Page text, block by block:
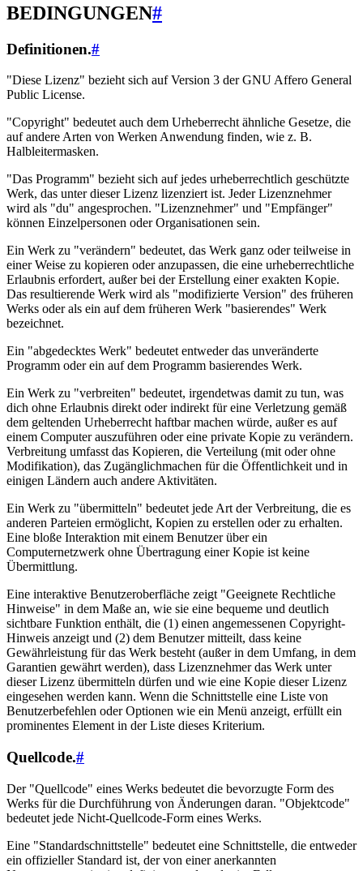
BEDINGUNGEN#
Definitionen.#
"Diese Lizenz" bezieht sich auf Version 3 der GNU Affero General
Public License.
"Copyright" bedeutet auch dem Urheberrecht ähnliche Gesetze, die
auf andere Arten von Werken Anwendung finden, wie z. B.
Halbleitermasken.
"Das Programm" bezieht sich auf jedes urheberrechtlich geschützte
Werk, das unter dieser Lizenz lizenziert ist. Jeder Lizenznehmer
wird als "du" angesprochen. "Lizenznehmer" und "Empfänger"
können Einzelpersonen oder Organisationen sein.
Ein Werk zu "verändern" bedeutet, das Werk ganz oder teilweise in
einer Weise zu kopieren oder anzupassen, die eine urheberrechtliche
Erlaubnis erfordert, außer bei der Erstellung einer exakten Kopie.
Das resultierende Werk wird als "modifizierte Version" des früheren
Werks oder als ein auf dem früheren Werk "basierendes" Werk
bezeichnet.
Ein "abgedecktes Werk" bedeutet entweder das unveränderte
Programm oder ein auf dem Programm basierendes Werk.
Ein Werk zu "verbreiten" bedeutet, irgendetwas damit zu tun, was
dich ohne Erlaubnis direkt oder indirekt für eine Verletzung gemäß
dem geltenden Urheberrecht haftbar machen würde, außer es auf
einem Computer auszuführen oder eine private Kopie zu verändern.
Verbreitung umfasst das Kopieren, die Verteilung (mit oder ohne
Modifikation), das Zugänglichmachen für die Öffentlichkeit und in
einigen Ländern auch andere Aktivitäten.
Ein Werk zu "übermitteln" bedeutet jede Art der Verbreitung, die es
anderen Parteien ermöglicht, Kopien zu erstellen oder zu erhalten.
Eine bloße Interaktion mit einem Benutzer über ein
Computernetzwerk ohne Übertragung einer Kopie ist keine
Übermittlung.
Eine interaktive Benutzeroberfläche zeigt "Geeignete Rechtliche
Hinweise" in dem Maße an, wie sie eine bequeme und deutlich
sichtbare Funktion enthält, die (1) einen angemessenen Copyright-
Hinweis anzeigt und (2) dem Benutzer mitteilt, dass keine
Gewährleistung für das Werk besteht (außer in dem Umfang, in dem
Garantien gewährt werden), dass Lizenznehmer das Werk unter
dieser Lizenz übermitteln dürfen und wie eine Kopie dieser Lizenz
eingesehen werden kann. Wenn die Schnittstelle eine Liste von
Benutzerbefehlen oder Optionen wie ein Menü anzeigt, erfüllt ein
prominentes Element in der Liste dieses Kriterium.
Quellcode.#
Der "Quellcode" eines Werks bedeutet die bevorzugte Form des
Werks für die Durchführung von Änderungen daran. "Objektcode"
bedeutet jede Nicht-Quellcode-Form eines Werks.
Eine "Standardschnittstelle" bedeutet eine Schnittstelle, die entweder
ein offizieller Standard ist, der von einer anerkannten